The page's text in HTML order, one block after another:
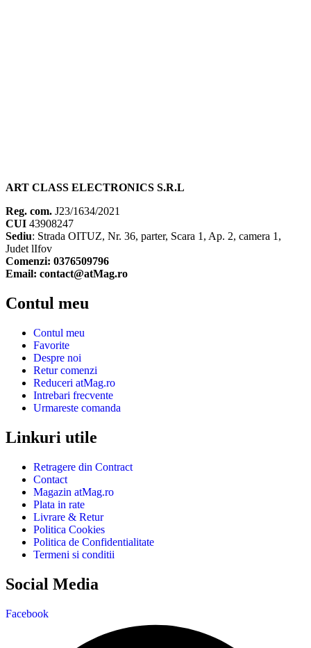
ART CLASS ELECTRONICS S.R.L
Reg. com. J23/1634/2021
CUI 43908247
Sediu: Strada OITUZ, Nr. 36, parter, Scara 1, Ap. 2, camera 1,
Judet lIfov
Comenzi: 0376509796
Email: contact@atMag.ro
Contul meu
Contul meu
Favorite
Despre noi
Retur comenzi
Reduceri atMag.ro
Intrebari frecvente
Urmareste comanda
Linkuri utile
Retragere din Contract
Contact
Magazin atMag.ro
Plata in rate
Livrare & Retur
Politica Cookies
Politica de Confidentialitate
Termeni si conditii
Social Media
Facebook